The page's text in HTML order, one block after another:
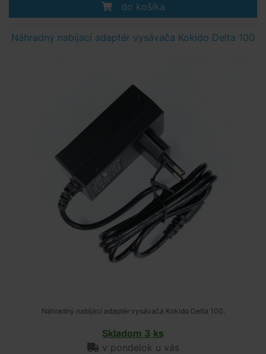
do košíka
Náhradný nabíjací adaptér vysávača Kokido Delta 100
Náhradný nabíjací adaptér vysávača Kokido Delta 100.
Skladom 3 ks
v pondelok u vás